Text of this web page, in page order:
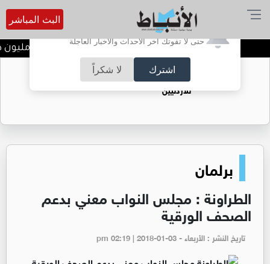
أترغب في تفعيل الإشعارات؟
حتى لا تفوتك آخر الأحداث والأخبار العاجلة
اشترك لا شكراً
البث المباشر
مصفاة البترول تحقق 62.1 مليون دينار أرباحا صافية في النصف الأول من 2026
حقل الريشة حين يتحول الغاز إلى فرص عمل
للأردنيين
برلمان
الطراونة : مجلس النواب معني بدعم
الصحف الورقية
تاريخ النشر : الأربعاء - pm 02:19 | 2018-01-03